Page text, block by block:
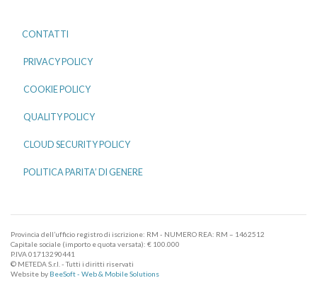
CONTATTI
PRIVACY POLICY
COOKIE POLICY
QUALITY POLICY
CLOUD SECURITY POLICY
POLITICA PARITA’ DI GENERE
Provincia dell’ufficio registro di iscrizione: RM - NUMERO REA: RM – 1462512
Capitale sociale (importo e quota versata): € 100.000
P.IVA 01713290441
© METEDA S.r.l. - Tutti i diritti riservati
Website by BeeSoft - Web & Mobile Solutions